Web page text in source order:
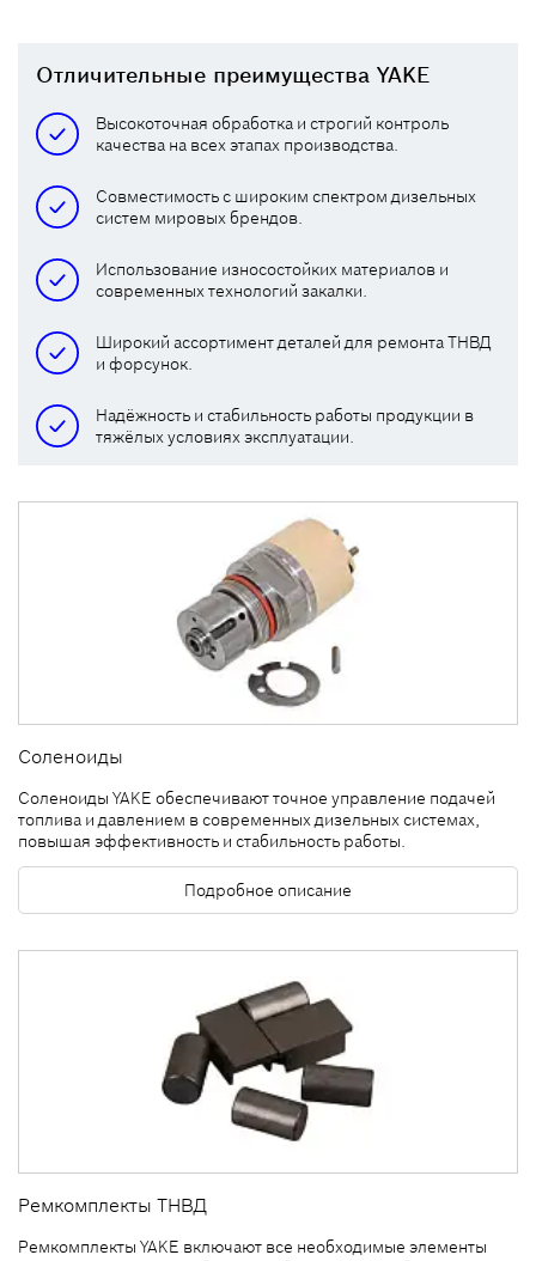
Отличительные преимущества YAKE
Высокоточная обработка и строгий контроль
качества на всех этапах производства.
Совместимость с широким спектром дизельных
систем мировых брендов.
Использование износостойких материалов и
современных технологий закалки.
Широкий ассортимент деталей для ремонта ТНВД
и форсунок.
Надёжность и стабильность работы продукции в
тяжёлых условиях эксплуатации.
Соленоиды
Соленоиды YAKE обеспечивают точное управление подачей
топлива и давлением в современных дизельных системах,
повышая эффективность и стабильность работы.
Подробное описание
Ремкомплекты ТНВД
Ремкомплекты YAKE включают все необходимые элементы